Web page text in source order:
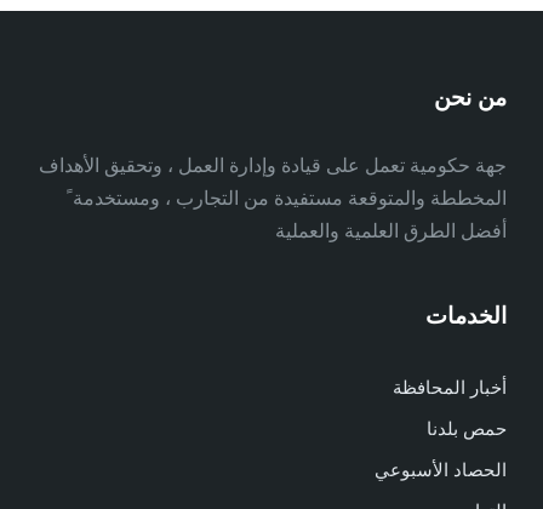
من نحن
جهة حكومية تعمل على قيادة وإدارة العمل ، وتحقيق الأهداف
المخططة والمتوقعة مستفيدة من التجارب ، ومستخدمة ً
أفضل الطرق العلمية والعملية
الخدمات
أخبار المحافظة
حمص بلدنا
الحصاد الأسبوعي